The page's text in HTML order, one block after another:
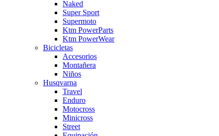
Naked
Super Sport
Supermoto
Ktm PowerParts
Ktm PowerWear
Bicicletas
Accesorios
Montañera
Niños
Husqvarna
Travel
Enduro
Motocross
Minicross
Street